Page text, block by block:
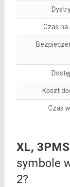
Czas
Koszt
Czas
XL,
symbole
2?